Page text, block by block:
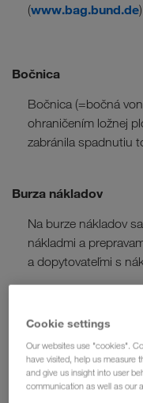
(www.bag.bund.de)
Bočnica
Bočnica (=bočná
ohraničením ložnej
zabránila spadnutiu
Burza nákladov
Na burze nákladov
nákladmi a
a dopytovateľmi s
C
Cookie settings
Our websites use "cookies".
have visited, help us measure
and give us insight into user
communication as well as our